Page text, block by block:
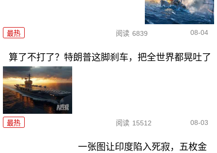
最热 阅读 6839 08-04
算了不打了？特朗普这脚刹车，把全世界都晃吐了
最热 阅读 15512 08-03
一张图让印度陷入死寂，五枚金